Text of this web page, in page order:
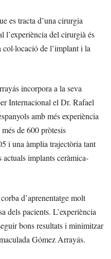
es tracta d’una cirurgia
l’experiència del cirurgià és
de l’implant i la
incorpora a la seva
Internacional el Dr. Rafael
amb més experiència
de 600 pròtesis
i una àmplia trajectòria tant
implants ceràmica-
d’aprenentatge molt
dels pacients. L’experiència
bons resultats i minimitzar
Gómez Arrayás.